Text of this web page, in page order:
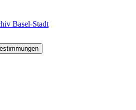
Basel-Stadt